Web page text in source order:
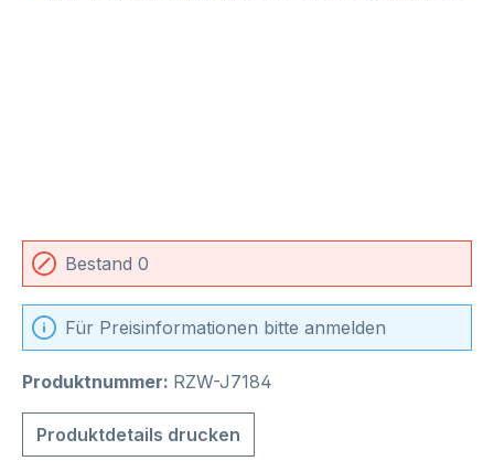
Bestand 0
Für Preisinformationen bitte anmelden
Produktnummer: RZW-J7184
Produktdetails drucken